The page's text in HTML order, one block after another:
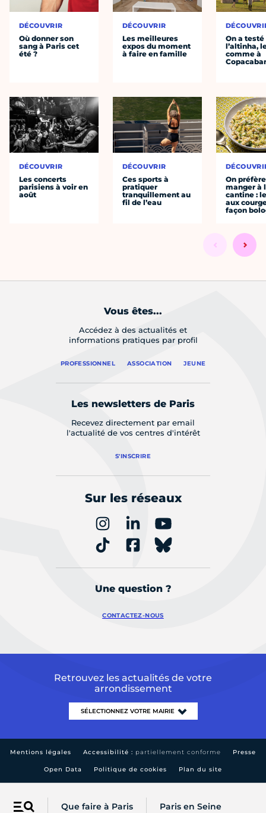
Que faire à Paris Paris en Seine
DÉCOUVRIR
Où donner son
sang à Paris cet
été ?
DÉCOUVRIR
Les concerts
parisiens à voir en
août
DÉCOUVRIR
Les meilleures
expos du moment
à faire en famille
DÉCOUVRIR
Ces sports à
pratiquer
tranquillement au
fil de l’eau
On a testé
l’altinha,
comme à
On préfère
manger à
cantine :
aux
façon
Vous êtes...
Accédez à des actualités et
informations pratiques par profil
PROFESSIONNEL ASSOCIATION JEUNE
Les newsletters de Paris
Recevez directement par email
l'actualité de vos centres d'intérêt
S'INSCRIRE
Sur les réseaux
Une question ?
CONTACTEZ-NOUS
Retrouvez les actualités de votre
arrondissement
Mentions légales Accessibilité : partiellement conforme Presse
Open Data Politique de cookies Plan du site